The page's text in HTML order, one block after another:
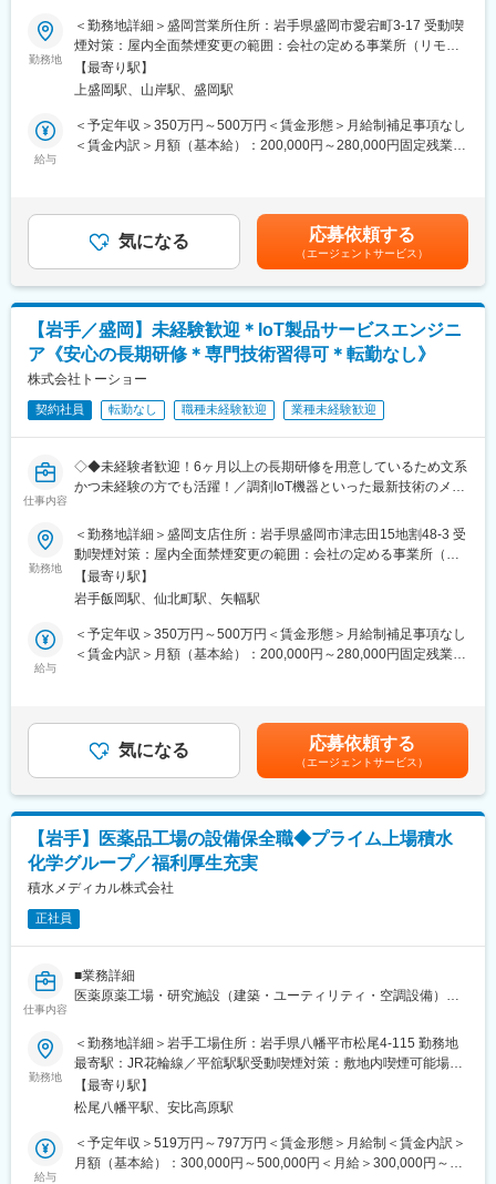
【放射性医薬品とは】
ごく弱い放射線を出す成分を含んだ薬のことです。診断や治療に
使われ、体の中に入ると、特定の臓器や病気の場所に集まるよう
ラで測り、体の状態を画像で確認できるようになっています。
い方も歓迎！社会貢献性の高い仕事◆◇
【はじめに】
当ポジションはフィールドエンジニアと言われる、自社製品を購
入されたお客様先へ出向き、機械やシステムのメンテナンスを行
う技術職となります。
メンテナンススキルの市場価値は上昇の一途を辿っており、同社
【業務内容】
同社のフィールドエンジニアとして主力製品である「全自動調剤
分包機」や「リアルタイム薬品管理装置」といった調剤IoT機器の
【業務詳細】
（1）メンテナンス契約を締結していただいているお客様に定期的
に伺って機械の状態を確認調整する業務
（2）メンテナンス契約の有無に関わらず全ての機械トラブルに対
する緊急対応
（3）新しい機械を導入する際の導入設置作業
（4）メンテナンスに関する書類作成（保守契約更新、修理履歴・
機器状態報告書など）
【ポジションの魅力】
全く無い方でも立ち上りが可能となっております。
・業界トップクラスのIoT製品や医療システムに触れる事が可能で
す。また、製品知識だけでなくメンテナンススキルも習得可能な
ため市場価値向上が可能です。
登用となり、業界トップクラスシェアを誇る優良企業の正社員と
して安定就業が可能です。（登用率98%、試験ノルマなし）
最新のIoT技術に注力しており、これまで人の手でアナログに行わ
れていた薬剤管理を、全自動で管理、調整、計測、分包まで対応
可能にしました。当社の製品やシステムが、24時間止めてはなら
ない医療現場の安心安全や、医療従事者の負担軽減に大きく貢献
しています。
◆高いシェアを持つ製品：
調剤というニッチな分野で、業界トップクラスのシェアを誇る製
品が多数あります。寡占市場だからこそ、競合製品を使っている
顧客からいかにシェアを獲得するか試行錯誤する面白さがありま
す。
勤務地
＜勤務地詳細＞盛岡営業所住所：岩手県盛岡市愛宕町3-17 受動喫
煙対策：屋内全面禁煙変更の範囲：会社の定める事業所（リモー
トワーク含む）
【最寄り駅】
上盛岡駅、山岸駅、盛岡駅
給与
＜予定年収＞350万円～500万円＜賃金形態＞月給制補足事項なし
＜賃金内訳＞月額（基本給）：200,000円～280,000円固定残業手
＞※給与詳細は、年齢・スキルを考慮し決定します。■昇給：年1
回■賞与：年2回年収420万円／30歳 経験5年年収500万円／32歳
経験7年賃金はあくまでも目安の金額であり、選考を通じて上下す
る可能性があります。月給(月額)は固定手当を含めた表記です。
気になる 応募依頼する
（エージェントサービス）
【岩手／盛岡】未経験歓迎＊IoT製品サービスエンジニ
ア《安心の長期研修＊専門技術習得可＊転勤なし》
株式会社トーショー
契約社員 転勤なし 職種未経験歓迎 業種未経験歓迎
仕事内容
◇◆未経験者歓迎！6ヶ月以上の長期研修を用意しているため文系
かつ未経験の方でも活躍！／調剤IoT機器といった最新技術のメン
い方も歓迎！社会貢献性の高い仕事◆◇
【はじめに】
当ポジションはフィールドエンジニアと言われる、自社製品を購
入されたお客様先へ出向き、機械やシステムのメンテナンスを行
う技術職となります。
メンテナンススキルの市場価値は上昇の一途を辿っており、同社
【業務内容】
同社のフィールドエンジニアとして主力製品である「全自動調剤
分包機」や「リアルタイム薬品管理装置」といった調剤IoT機器の
【業務詳細】
（1）メンテナンス契約を締結していただいているお客様に定期的
に伺って機械の状態を確認調整する業務
（2）メンテナンス契約の有無に関わらず全ての機械トラブルに対
する緊急対応
（3）新しい機械を導入する際の導入設置作業
（4）メンテナンスに関する書類作成（保守契約更新、修理履歴・
機器状態報告書など）
【ポジションの魅力】
全く無い方でも立ち上りが可能となっております。
・業界トップクラスのIoT製品や医療システムに触れる事が可能で
す。また、製品知識だけでなくメンテナンススキルも習得可能な
ため市場価値向上が可能です。
登用となり、業界トップクラスシェアを誇る優良企業の正社員と
して安定就業が可能です。（登用率98%、試験ノルマなし）
勤務地
＜勤務地詳細＞盛岡支店住所：岩手県盛岡市津志田15地割48-3 受
動喫煙対策：屋内全面禁煙変更の範囲：会社の定める事業所（リ
モートワーク含む）
【最寄り駅】
岩手飯岡駅、仙北町駅、矢幅駅
給与
＜予定年収＞350万円～500万円＜賃金形態＞月給制補足事項なし
＜賃金内訳＞月額（基本給）：200,000円～280,000円固定残業手
＞※給与詳細は、年齢・スキルを考慮し決定します。■昇給：年1
回■賞与：年2回年収420万円／30歳 経験5年年収500万円／32歳
経験7年賃金はあくまでも目安の金額であり、選考を通じて上下す
る可能性があります。月給(月額)は固定手当を含めた表記です。
気になる 応募依頼する
（エージェントサービス）
【岩手】医薬品工場の設備保全職◆プライム上場積水
化学グループ／福利厚生充実
積水メディカル株式会社
正社員
仕事内容
■業務詳細
医薬原薬工場・研究施設（建築・ユーティリティ・空調設備）全
＜具体的には＞
・生産設備（ポンプ、撹拌機 等）の保守、点検、保全
・設備投資計画・保全計画の立案、実行
・メーカー及び協力会社への工事見積依頼、施工管理
・施設管理に関連する法令対応（届出資料作成、官庁協議な
■採用背景
勤務地
＜勤務地詳細＞岩手工場住所：岩手県八幡平市松尾4-115 勤務地
最寄駅：JR花輪線／平舘駅駅受動喫煙対策：敷地内喫煙可能場所
あり変更の範囲：会社の定める事業所
【最寄り駅】
松尾八幡平駅、安比高原駅
給与
＜予定年収＞519万円～797万円＜賃金形態＞月給制＜賃金内訳＞
月額（基本給）：300,000円～500,000円＜月給＞300,000円～